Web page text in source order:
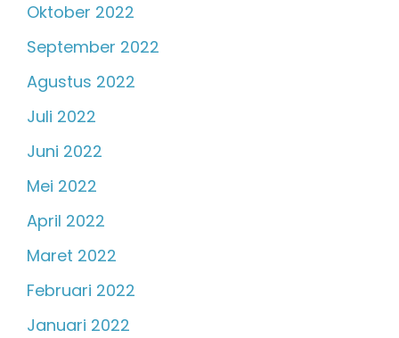
Oktober 2022
September 2022
Agustus 2022
Juli 2022
Juni 2022
Mei 2022
April 2022
Maret 2022
Februari 2022
Januari 2022